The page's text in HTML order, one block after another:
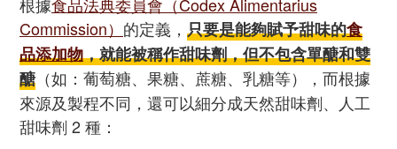
根據食品法典委員會（Codex Alimentarius
Commission） 的定義， 只要是能夠賦予甜味的食
品添加物，就能被稱作甜味劑，但不包含單醣和雙
醣（如：葡萄糖、果糖、蔗糖、乳糖等），而根據
來源及製程不同，還可以細分成天然甜味劑、人工
甜味劑 2 種：